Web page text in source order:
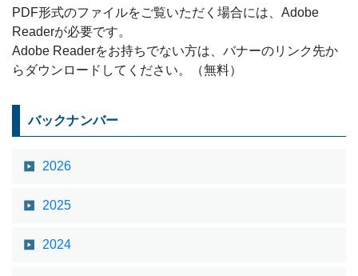
PDF形式のファイルをご覧いただく場合には、Adobe
Readerが必要です。
Adobe Readerをお持ちでない方は、バナーのリンク先か
らダウンロードしてください。（無料）
バックナンバー
2026
2025
2024